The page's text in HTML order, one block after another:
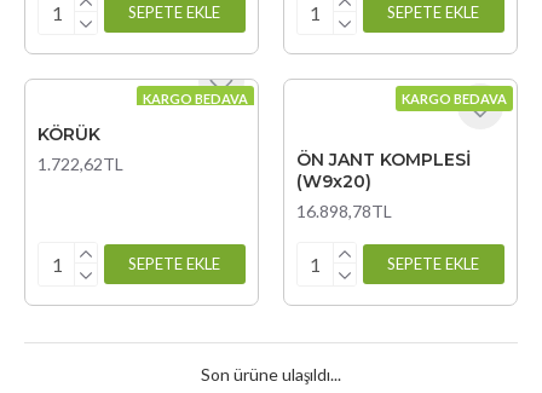
SEPETE EKLE SEPETE EKLE
KARGO BEDAVA
KÖRÜK
1.722,62TL
SEPETE EKLE
KARGO BEDAVA
ÖN JANT KOMPLESİ
(W9x20)
16.898,78TL
SEPETE EKLE
Son ürüne ulaşıldı...